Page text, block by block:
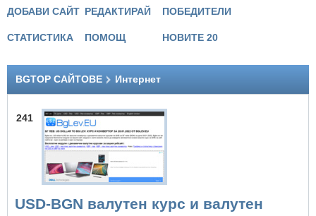
ДОБАВИ САЙТ РЕДАКТИРАЙ ПОБЕДИТЕЛИ
СТАТИСТИКА ПОМОЩ НОВИТЕ 20
BGTOP САЙТОВЕ Интернет
241
USD-BGN валутен курс и валутен